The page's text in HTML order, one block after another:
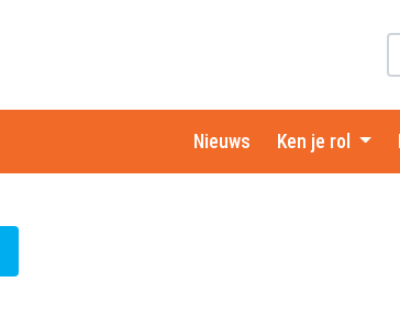
Nieuws Ken je rol